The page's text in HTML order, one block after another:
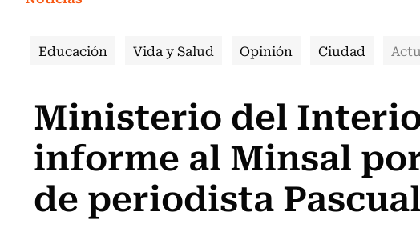
Educación Vida y Salud Opinión Ciudad
Ministerio del
informe al Minsal
de periodista